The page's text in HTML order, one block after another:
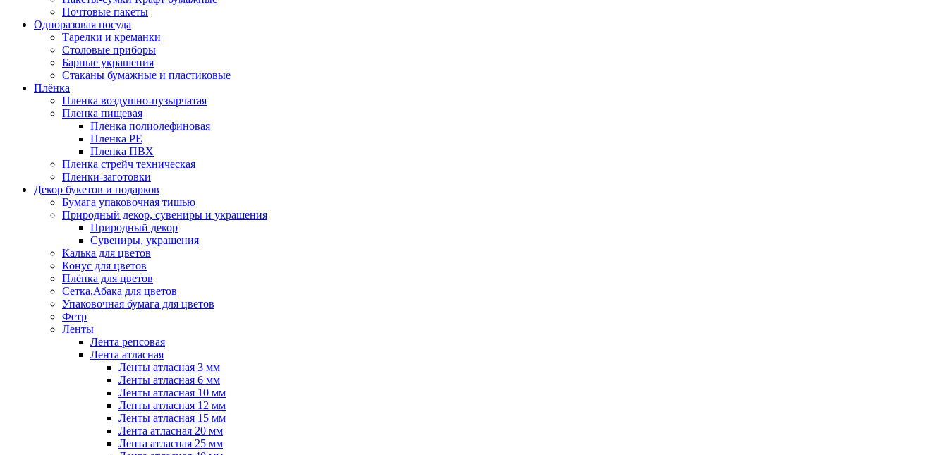
Почтовые пакеты
Одноразовая посуда
Тарелки и креманки
Столовые приборы
Барные украшения
Стаканы бумажные и пластиковые
Плёнка
Пленка воздушно-пузырчатая
Пленка пищевая
Пленка полиолефиновая
Пленка PE
Пленка ПВХ
Пленка стрейч техническая
Пленки-заготовки
Декор букетов и подарков
Бумага упаковочная тишью
Природный декор, сувениры и украшения
Природный декор
Сувениры, украшения
Калька для цветов
Конус для цветов
Плёнка для цветов
Сетка,Абака для цветов
Упаковочная бумага для цветов
Фетр
Ленты
Лента репсовая
Лента атласная
Ленты атласная 3 мм
Ленты атласная 6 мм
Ленты атласная 10 мм
Ленты атласная 12 мм
Ленты атласная 15 мм
Лента атласная 20 мм
Лента атласная 25 мм